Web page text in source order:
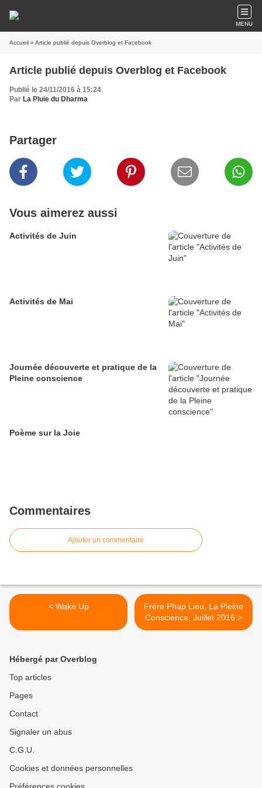
MENU
Accueil » Article publié depuis Overblog et Facebook
Article publié depuis Overblog et Facebook
Publié le 24/11/2016 à 15:24
Par La Pluie du Dharma
Partager
Vous aimerez aussi
Activités de Juin
Activités de Mai
Journée découverte et pratique de la
Pleine conscience
Poème sur la Joie
Commentaires
Ajouter un commentaire
< Wake Up
Frère Phap Lieu, La Pleine
Conscience, Juillet 2016 >
Hébergé par Overblog
Top articles
Pages
Contact
Signaler un abus
C.G.U.
Cookies et données personnelles